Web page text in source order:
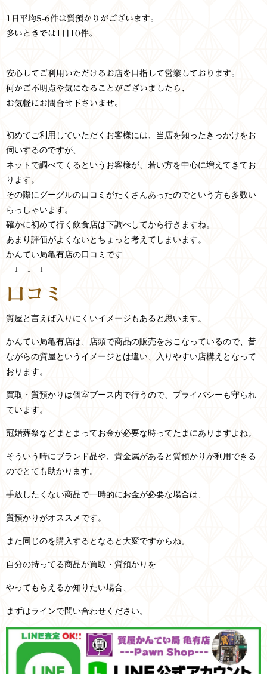
1日平均5-6件は質預かりがございます。
多いときでは1日10件。
安心してご利用いただけるお店を目指して営業しております。
何かご不明点や気になることがございましたら、
お気軽にお問合せ下さいませ。
初めてご利用していただくお客様には、当店を知ったきっかけをお
伺いするのですが、
ネットで調べてくるというお客様が、若い方を中心に増えてきてお
ります。
その際にグーグルの口コミがたくさんあったのでという方も多数い
らっしゃいます。
確かに初めて行く飲食店は下調べしてから行きますね。
あまり評価がよくないとちょっと考えてしまいます。
かんてい局亀有店の口コミです
↓ ↓ ↓
口コミ
質屋と言えば入りにくいイメージもあると思います。
かんてい局亀有店は、店頭で商品の販売をおこなっているので、昔
ながらの質屋というイメージとは違い、入りやすい店構えとなって
おります。
買取・質預かりは個室ブース内で行うので、プライバシーも守られ
ています。
冠婚葬祭などまとまってお金が必要な時ってたまにありますよね。
そういう時にブランド品や、貴金属があると質預かりが利用できる
のでとても助かります。
手放したくない商品で一時的にお金が必要な場合は、
質預かりがオススメです。
また同じのを購入するとなると大変ですからね。
自分の持ってる商品が買取・質預かりを
やってもらえるか知りたい場合、
まずはラインで問い合わせください。